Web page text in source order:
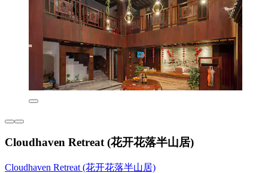
Cloudhaven Retreat (花开花落半山居)
Cloudhaven Retreat (花开花落半山居)